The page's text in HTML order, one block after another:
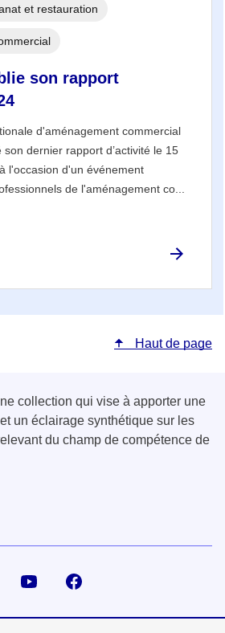
son rapport
d'aménagement commercial
son dernier rapport d’activité le 15
l'occasion d'un événement
de l'aménagement co...
et restauration
Haut de page
collection qui vise à apporter une
un éclairage synthétique sur les
du champ de compétence de
la DGE
Compte X (ex-Twitter) de la DGE